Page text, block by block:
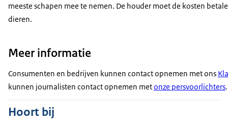
meeste schapen mee te nemen. De houder moet de kosten
dieren.
Meer informatie
Consumenten en bedrijven kunnen contact opnemen met ons
kunnen journalisten contact opnemen metonze persvoorlichters.
Hoort bij